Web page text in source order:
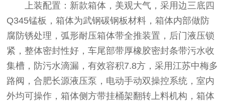
上装配置：新款箱体，美观大气，采用边三底四
Q345锰板，箱体为武钢碳钢板材料，箱体内部做防
腐防锈处理，弧形耐压箱体带全推装置，后门液压锁
紧，整体密封性好，车尾部带厚橡胶密封条带污水收
集槽，防污水滴漏，有效容积7.8方，采用江苏中梅多
路阀，合肥长源液压泵，电动手动双操控系统，室内
外均可操作，箱体侧方带挂桶架翻转上料机构，箱体